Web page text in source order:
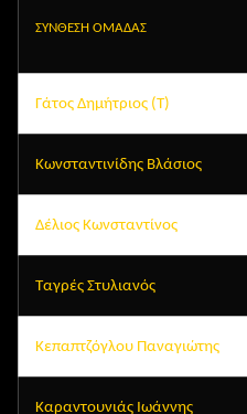
ΣΥΝΘΕΣΗ ΟΜΑΔΑΣ
Γάτος Δημήτριος (Τ)
Κωνσταντινίδης Βλάσιος
Δέλιος Κωνσταντίνος
Ταγρές Στυλιανός
Κεπαπτζόγλου Παναγιώτης
Καραντουνιάς Ιωάννης